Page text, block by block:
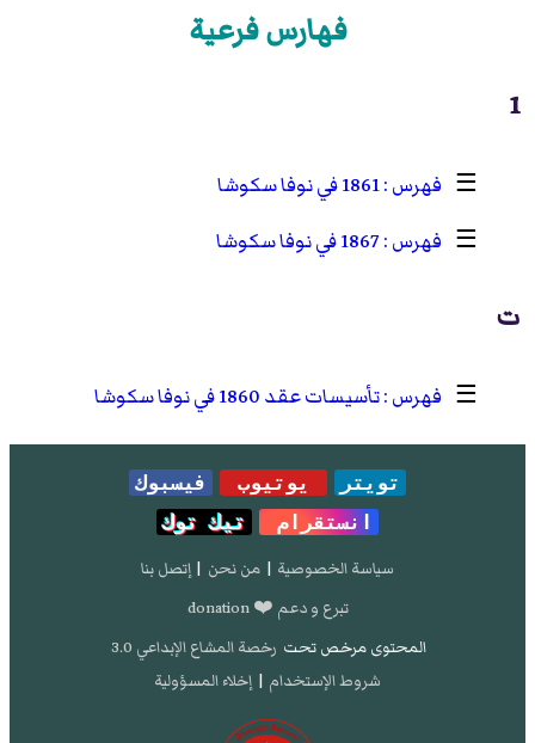
فهارس فرعية
1
☰
1861 في نوفا سكوشا
☰
1867 في نوفا سكوشا
ت
☰ تأسيسات عقد 1860 في نوفا سكوشا
تويتر يوتيوب
فيسبوك
انستقرام
تيك توك
سياسة الخصوصية | من نحن | إتصل بنا
تبرع و دعم ❤️ donation
المحتوى مرخص تحت رخصة المشاع الإبداعي 3.0
شروط الإستخدام | إخلاء المسؤولية